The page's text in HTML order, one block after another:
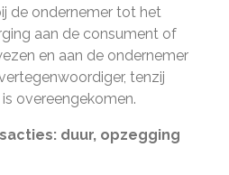
de ondernemer tot het
aan de consument of
en aan de ondernemer
tenzij
overeengekomen.
duur, opzegging